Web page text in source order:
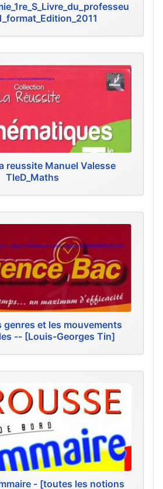
reussite Manuel Valesse
TleD_Maths
genres et les mouvements
-- [Louis-Georges Tin]
- [toutes les notions